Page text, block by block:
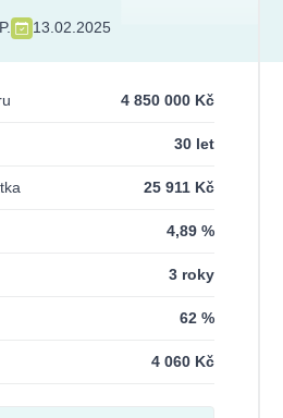
13.02.2025
4 850 000 Kč
30 let
25 911 Kč
4,89 %
3 roky
62 %
4 060 Kč